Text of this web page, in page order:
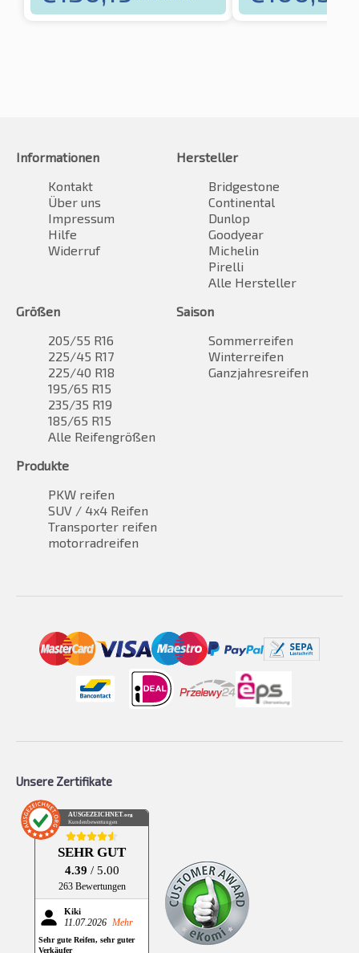
Informationen
Kontakt
Über uns
Impressum
Hilfe
Widerruf
Hersteller
Bridgestone
Continental
Dunlop
Goodyear
Michelin
Pirelli
Alle Hersteller
Größen
205/55 R16
225/45 R17
225/40 R18
195/65 R15
235/35 R19
185/65 R15
Alle Reifengrößen
Saison
Sommerreifen
Winterreifen
Ganzjahresreifen
Produkte
PKW reifen
SUV / 4x4 Reifen
Transporter reifen
motorradreifen
Unsere Zertifikate
AUSGEZEICHNET .org
Kundenbewertungen
SEHR GUT
4.39 / 5.00
263 Bewertungen
Kiki
11.07.2026 Mehr
Sehr gute Reifen, sehr guter
Verkäufer